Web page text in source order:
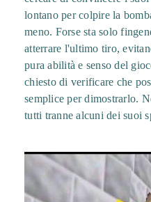
lontano per colpire la
meno. Forse sta solo
atterrare l'ultimo tiro,
pura abilità e senso del
chiesto di verificare che
semplice per dimostrarlo.
tutti tranne alcuni dei suoi